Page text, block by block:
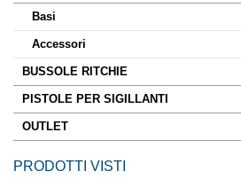
Basi
Accessori
BUSSOLE RITCHIE
PISTOLE PER SIGILLANTI
OUTLET
PRODOTTI VISTI